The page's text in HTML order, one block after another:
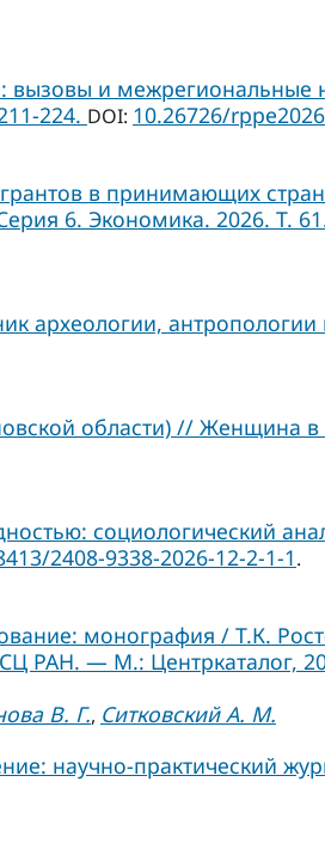
вызовы и межрегиональные
224. DOI: 10.26726/
в принимающих
6. Экономика. 2026. Т.
археологии,
области) // Женщина
социологический
2408-9338-2026-12-2-1-1.
монография / Т.К.
РАН. — М.: Центркаталог,
В. Г., Ситковский А. М.
научно-практический